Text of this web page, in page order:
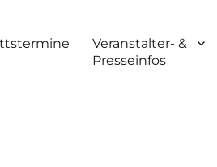
Veranstalter- &
Presseinfos